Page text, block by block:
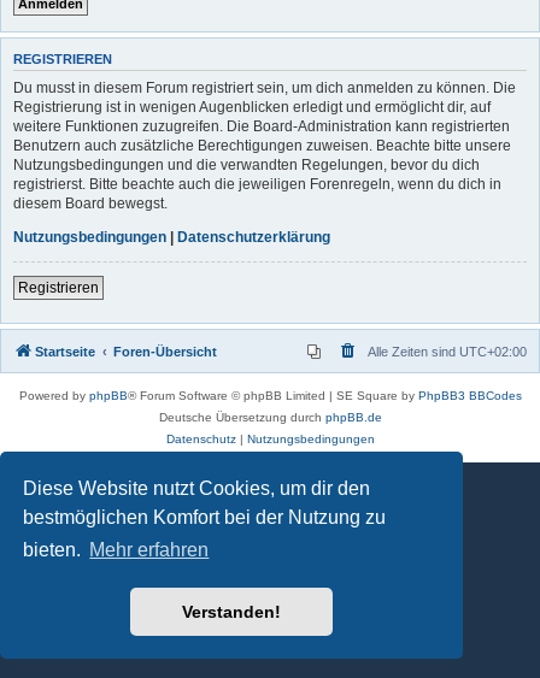
Diese Website nutzt Cookies, um dir den
bestmöglichen Komfort bei der Nutzung zu
bieten. Mehr erfahren
Verstanden!
REGISTRIEREN
Du musst in diesem Forum registriert sein, um dich anmelden zu können. Die
Registrierung ist in wenigen Augenblicken erledigt und ermöglicht dir, auf
weitere Funktionen zuzugreifen. Die Board-Administration kann registrierten
Benutzern auch zusätzliche Berechtigungen zuweisen. Beachte bitte unsere
Nutzungsbedingungen und die verwandten Regelungen, bevor du dich
registrierst. Bitte beachte auch die jeweiligen Forenregeln, wenn du dich in
diesem Board bewegst.
Nutzungsbedingungen | Datenschutzerklärung
Registrieren
Startseite Foren-Übersicht Alle Zeiten sind UTC+02:00
Powered by phpBB® Forum Software © phpBB Limited | SE Square by PhpBB3 BBCodes
Deutsche Übersetzung durch phpBB.de
Datenschutz| Nutzungsbedingungen